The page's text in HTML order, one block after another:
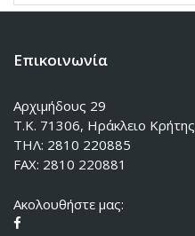
Επικοινωνία
Αρχιμήδους 29
Τ.Κ. 71306, Ηράκλειο Κρήτης
ΤΗΛ: 2810 220885
FAX: 2810 220881
Ακολουθήστε μας: